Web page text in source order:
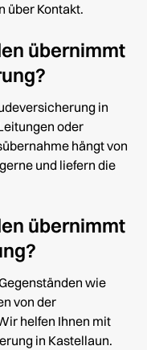
überKontakt.
übernimmt
in
oder
hängt von
und liefern die
übernimmt
wie
von der
helfen Ihnen mit
in Kastellaun.